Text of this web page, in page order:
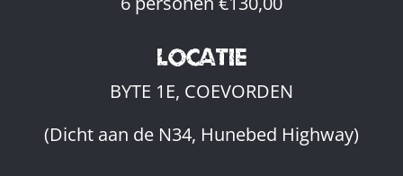
LOCATIE
BYTE 1E, COEVORDEN
(Dicht aan de N34, Hunebed Highway)